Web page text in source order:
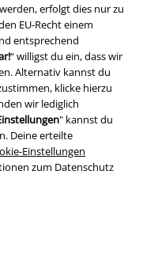
erfolgt dies nur zu
EU-Recht einem
entsprechend
“ willigst du ein, dass wir
Alternativ kannst du
klicke hierzu
wir lediglich
" kannst du
Deine erteilte
Einstellungen
zum Datenschutz
Company